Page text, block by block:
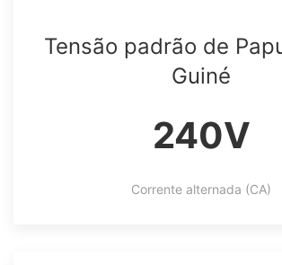
Tensão padrão de
Guiné
240V
Corrente alternada (CA)